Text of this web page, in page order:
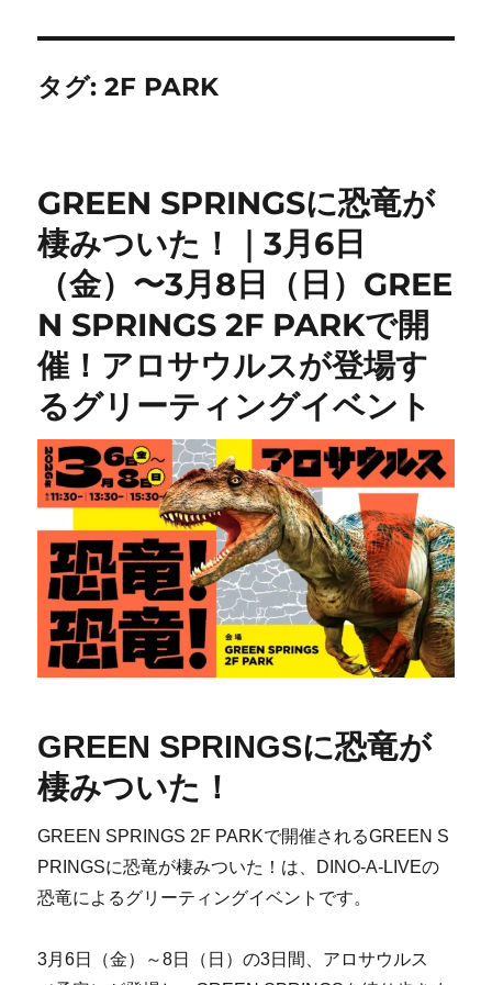
タグ:2F PARK
GREEN SPRINGSに恐竜が
棲みついた！｜3月6日
（金）〜3月8日（日）GREE
N SPRINGS 2F PARKで開
催！アロサウルスが登場す
るグリーティングイベント
GREEN SPRINGSに恐竜が
棲みついた！
GREEN SPRINGS 2F PARKで開催されるGREEN S
PRINGSに恐竜が棲みついた！は、DINO-A-LIVEの
恐竜によるグリーティングイベントです。
3月6日（金）～8日（日）の3日間、アロサウルス